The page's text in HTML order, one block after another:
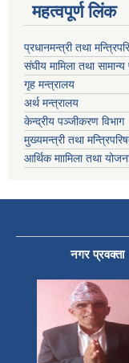
महत्वपूर्ण लिंक
प्रधानमन्त्री तथा
संघीय मामिला तथा
गृह मन्त्रालय
अर्थ मन्त्रालय
केन्द्रीय पञ्जीकरण विभाग
मुख्यमन्त्री तथा
आर्थिक माामिला तथा
नगर प्रवक्ता